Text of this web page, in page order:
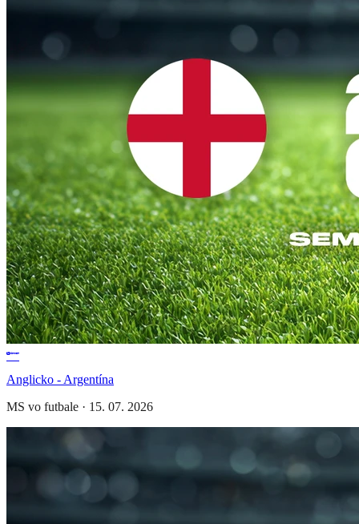
Anglicko - Argentína
MS vo futbale · 15. 07. 2026